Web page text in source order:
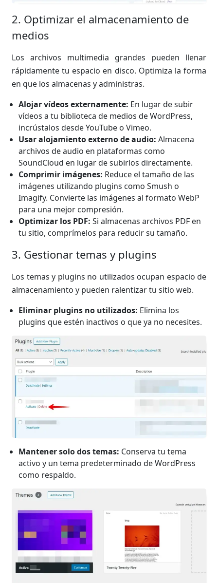
2. Optimizar el almacenamiento de
medios
Los archivos multimedia grandes pueden llenar
rápidamente tu espacio en disco. Optimiza la forma
en que los almacenas y administras.
Alojar vídeos externamente: En lugar de subir
vídeos a tu biblioteca de medios de WordPress,
incrústalos desde YouTube o Vimeo.
Usar alojamiento externo de audio: Almacena
archivos de audio en plataformas como
SoundCloud en lugar de subirlos directamente.
Comprimir imágenes: Reduce el tamaño de las
imágenes utilizando plugins como Smush o
Imagify. Convierte las imágenes al formato WebP
para una mejor compresión.
Optimizar los PDF: Si almacenas archivos PDF en
tu sitio, comprímelos para reducir su tamaño.
3. Gestionar temas y plugins
Los temas y plugins no utilizados ocupan espacio de
almacenamiento y pueden ralentizar tu sitio web.
Eliminar plugins no utilizados: Elimina los
plugins que estén inactivos o que ya no necesites.
Mantener solo dos temas: Conserva tu tema
activo y un tema predeterminado de WordPress
como respaldo.